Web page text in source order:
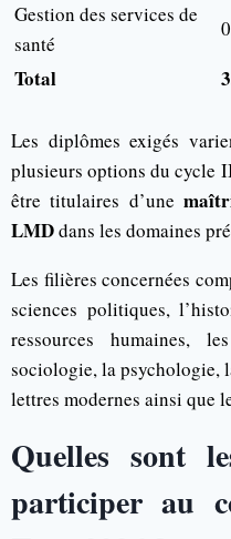
Gestion des services de
santé
0
Total
Les diplômes exigés
plusieurs options du cycle
être titulaires d’une
LMDdans les domaines
Les filières concernées
sciences politiques,
ressources humaines,
sociologie, la psychologie,
lettres modernes ainsi que
Quelles sont
participer au